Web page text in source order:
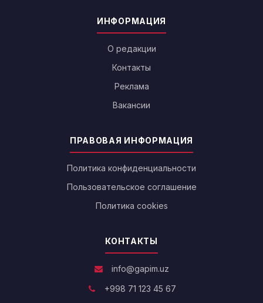
ИНФОРМАЦИЯ
О редакции
Контакты
Реклама
Вакансии
ПРАВОВАЯ ИНФОРМАЦИЯ
Политика конфиденциальности
Пользовательское соглашение
Политика cookies
КОНТАКТЫ
info@gapim.uz
+998 71 123 45 67